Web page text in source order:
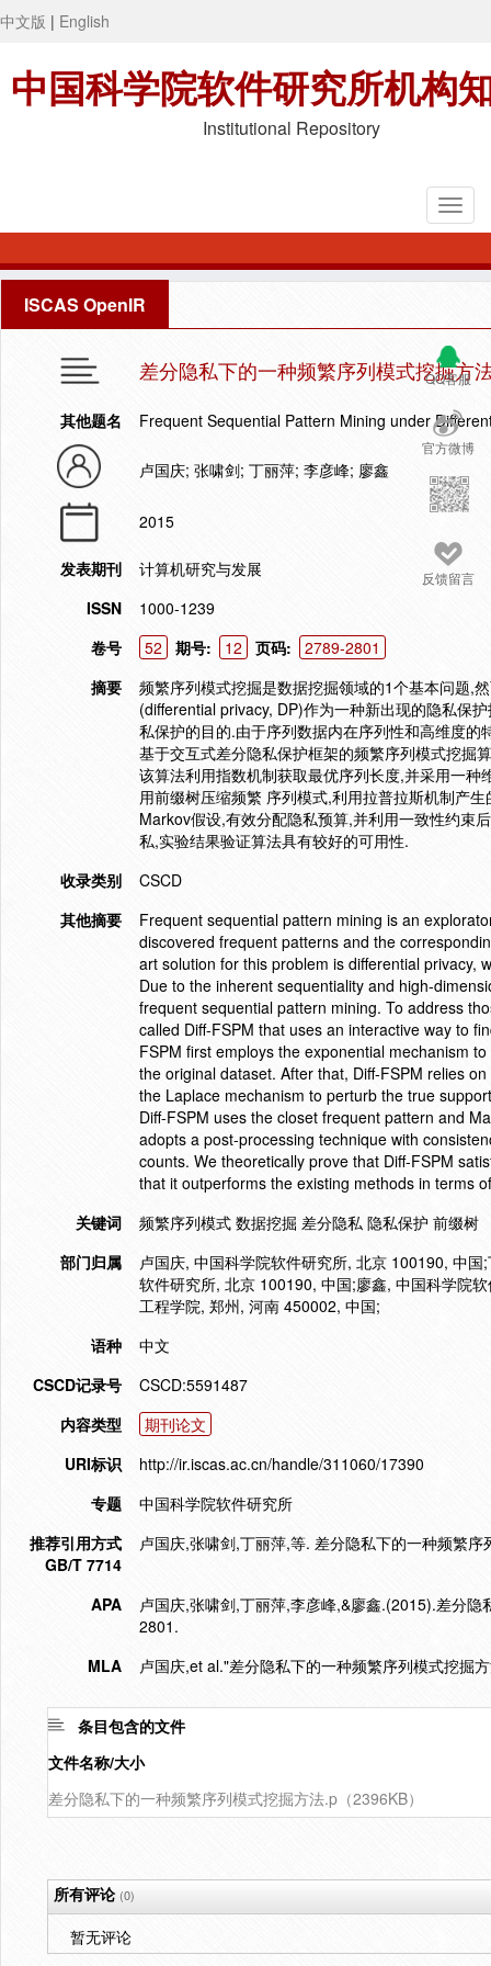
中文版 | English
中国科学院软件研究所机构
Institutional Repository
ISCAS OpenIR
QQ客服
官方微博
反馈留言
差分隐私下的一种频繁序列模式挖掘方
其他题名 Frequent Sequential Pattern Mining under
卢国庆; 张啸剑; 丁丽萍; 李彦峰; 廖鑫
2015
发表期刊
计算机研究与发展
ISSN
1000-1239
卷号
52 期号: 12 页码:
2789-2801
摘要
频繁序列模式挖掘是数据挖掘领域的1个基本问题,
(differential privacy, DP)作为一种新出现的隐私保
私保护的目的.由于序列数据内在序列性和高维度
基于交互式差分隐私保护框架的频繁序列模式挖
该算法利用指数机制获取最优序列长度,并采用一
用前缀树压缩频繁 序列模式,利用拉普拉斯机制产
Markov假设,有效分配隐私预算,并利用一致性约束
私,实验结果验证算法具有较好的可用性.
收录类别
CSCD
其他摘要
Frequent sequential pattern mining is an
discovered frequent patterns and the
art solution for this problem is differential privacy,
Due to the inherent sequentiality and high-
frequent sequential pattern mining. To address
called Diff-FSPM that uses an interactive way to
FSPM first employs the exponential mechanism
the original dataset. After that, Diff-FSPM relies
the Laplace mechanism to perturb the true
Diff-FSPM uses the closet frequent pattern and
adopts a post-processing technique with
counts. We theoretically prove that Diff-FSPM
that it outperforms the existing methods in terms
关键词
频繁序列模式 数据挖掘 差分隐私 隐私保护 前缀树
部门归属
卢国庆, 中国科学院软件研究所, 北京 100190, 中
软件研究所, 北京 100190, 中国;廖鑫, 中国科学院
工程学院, 郑州, 河南 450002, 中国;
语种
中文
CSCD记录号
CSCD:5591487
内容类型
期刊论文
URI标识
http://ir.iscas.ac.cn/handle/311060/17390
专题
中国科学院软件研究所
推荐引用方式
GB/T 7714
卢国庆,张啸剑,丁丽萍,等. 差分隐私下的一种频繁
APA
卢国庆,张啸剑,丁丽萍,李彦峰,&廖鑫.(2015).差分
2801.
MLA
卢国庆,et al."差分隐私下的一种频繁序列模式挖掘
条目包含的文件
文件名称/大小
差分隐私下的一种频繁序列模式挖掘方法.p（2396KB）
所有评论(0)
暂无评论